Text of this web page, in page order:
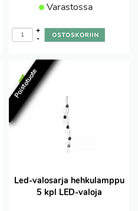
Varastossa
-
+
Poistotuote
Led-valosarja hehkulamppu
5 kpl LED-valoja